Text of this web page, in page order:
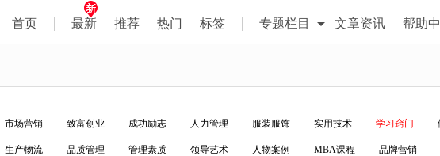
首页 最新 推荐 热门 标签 专题栏目 文章资讯 帮助
市场营销 致富创业 成功励志 人力管理 服装服饰 实用技术 学习窍门
生产物流 品质管理 管理素质 领导艺术 人物案例 MBA课程 品牌营销